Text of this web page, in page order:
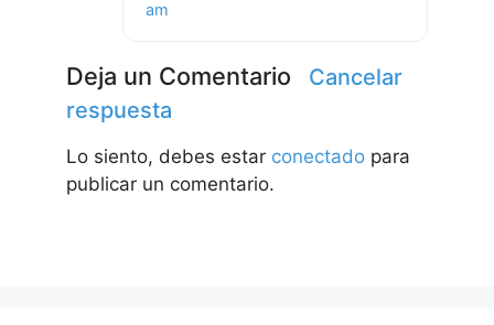
am
Deja un Comentario
Cancelar
respuesta
Lo siento, debes estar conectado para
publicar un comentario.